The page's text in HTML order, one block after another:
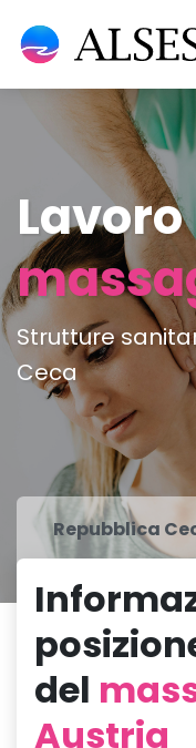
Strutture
Ceca
Repubblica
del
Austria